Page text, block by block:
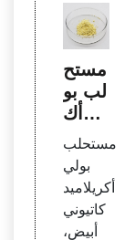
مستح
لب بو
لي أك
ريلامي
د بولي
مر بول
ي أكر
يلاميد
مستحلب
بولي
أكريلاميد
كاتيوني
أبيض،